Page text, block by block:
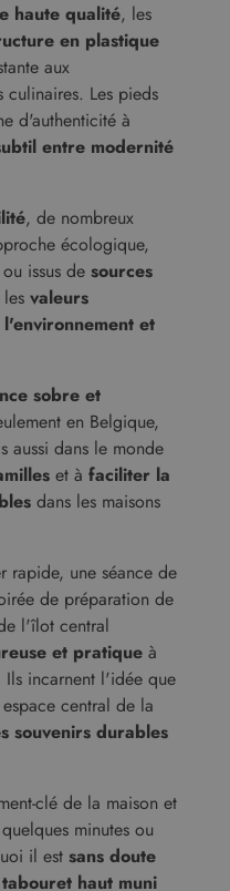
haute qualité, les
en plastique
aux
culinaires. Les pieds
d'authenticité à
entre modernité
, de nombreux
écologique,
ou issus de sources
valeurs
et
sobre et
en Belgique,
aussi dans le monde
et à faciliter la
dans les maisons
rapide, une séance de
de préparation de
l'îlot central
et pratique à
Ils incarnent l'idée que
central de la
souvenirs durables
clé de la maison et
minutes ou
il est sans doute
haut muni